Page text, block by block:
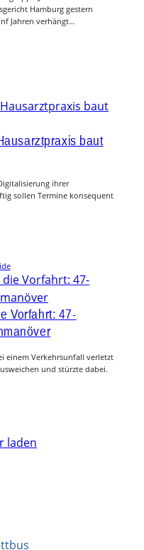
Hamburg gestern
Jahren verhängt…
baut
ihrer
sollen Termine konsequent
Vorfahrt: 47-
einem Verkehrsunfall verletzt
und stürzte dabei.
laden